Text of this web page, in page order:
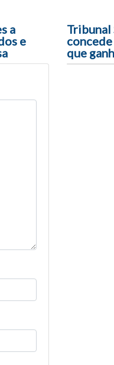
a
e
Tribunal
que